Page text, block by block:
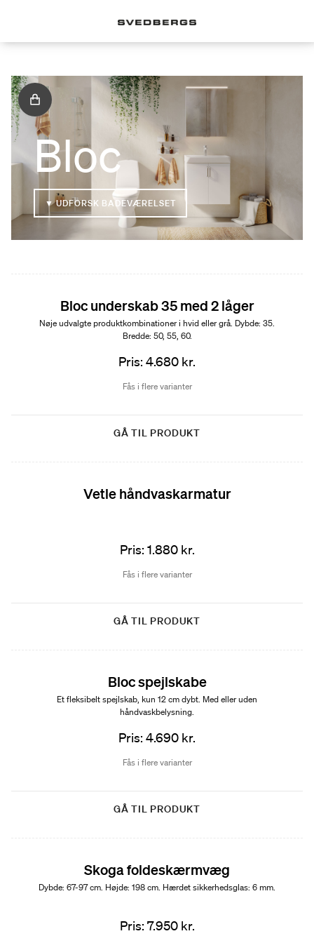
Bloc
▼ UDFORSK BADEVÆRELSET
Bloc underskab 35 med 2 låger
Nøje udvalgte produktkombinationer i hvid eller grå. Dybde: 35.
Bredde: 50, 55, 60.
Pris: 4.680 kr.
Fås i flere varianter
GÅ TIL PRODUKT
Vetle håndvaskarmatur
Pris: 1.880 kr.
Fås i flere varianter
GÅ TIL PRODUKT
Bloc spejlskabe
Et fleksibelt spejlskab, kun 12 cm dybt. Med eller uden
håndvaskbelysning.
Pris: 4.690 kr.
Fås i flere varianter
GÅ TIL PRODUKT
Skoga foldeskærmvæg
Dybde: 67-97 cm. Højde: 198 cm. Hærdet sikkerhedsglas: 6 mm.
Pris: 7.950 kr.